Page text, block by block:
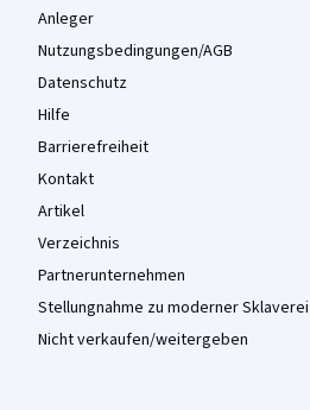
Anleger
Nutzungsbedingungen/AGB
Datenschutz
Hilfe
Barrierefreiheit
Kontakt
Artikel
Verzeichnis
Partnerunternehmen
Stellungnahme zu moderner Sklaverei
Nicht verkaufen/weitergeben